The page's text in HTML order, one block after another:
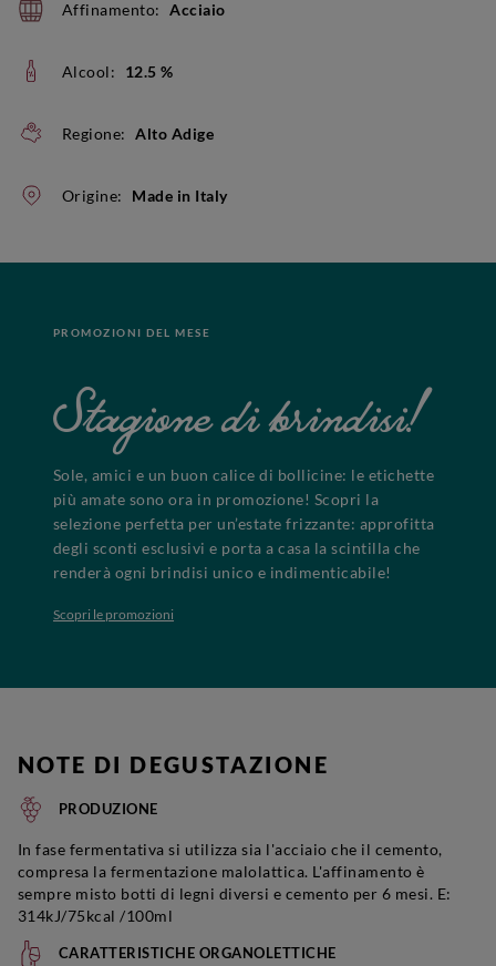
Affinamento: Acciaio
Alcool: 12.5 %
Regione: Alto Adige
Origine: Made in Italy
PROMOZIONI DEL MESE
Stagione di brindisi!
Sole, amici e un buon calice di bollicine: le etichette
più amate sono ora in promozione! Scopri la
selezione perfetta per un’estate frizzante: approfitta
degli sconti esclusivi e porta a casa la scintilla che
renderà ogni brindisi unico e indimenticabile!
Scopri le promozioni
NOTE DI DEGUSTAZIONE
PRODUZIONE
In fase fermentativa si utilizza sia l'acciaio che il cemento,
compresa la fermentazione malolattica. L'affinamento è
sempre misto botti di legni diversi e cemento per 6 mesi. E:
314kJ/75kcal /100ml
CARATTERISTICHE ORGANOLETTICHE